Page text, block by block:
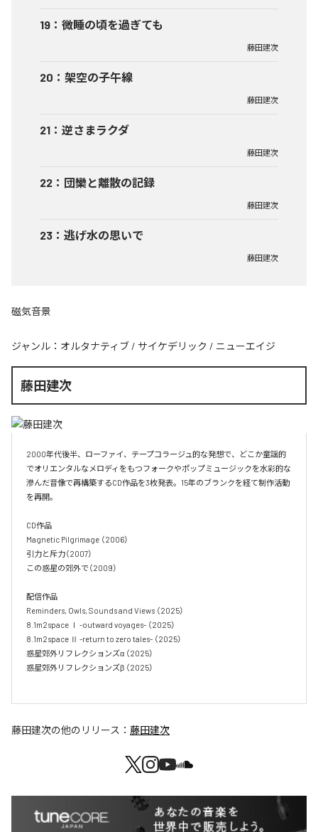
19 ： 微睡の頃を過ぎても
藤田建次
20 ： 架空の子午線
藤田建次
21 ： 逆さまラクダ
藤田建次
22 ： 団欒と離散の記録
藤田建次
23 ： 逃げ水の思いで
藤田建次
磁気音景
ジャンル： オルタナティブ / サイケデリック / ニューエイジ
藤田建次
2000年代後半、ローファイ、テープコラージュ的な発想で、どこか童謡的
でオリエンタルなメロディをもつフォークやポップミュージックを水彩的な
滲んだ音像で再構築するCD作品を3枚発表。15年のブランクを経て制作活動
を再開。
CD作品
Magnetic Pilgrimage （2006）
引力と斥力（2007）
この惑星の郊外で（2009）
配信作品
Reminders, Owls, Sounds and Views （2025）
8.1m2space Ⅰ -outward voyages- （2025）
8.1m2space Ⅱ -return to zero tales- （2025）
惑星郊外リフレクションズα （2025）
惑星郊外リフレクションズβ （2025）
藤田建次の他のリリース： 藤田建次